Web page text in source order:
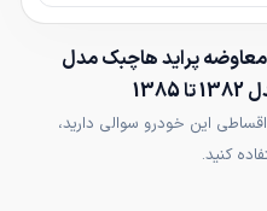
معاوضه پراید هاچبک مدل
این خودرو سوالی دارید،
کنید.